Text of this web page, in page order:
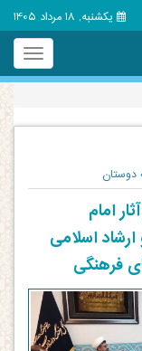
یکشنبه, 18 مرداد 1405
Toggle
دوستان
امام
اسلامی
فرهنگی